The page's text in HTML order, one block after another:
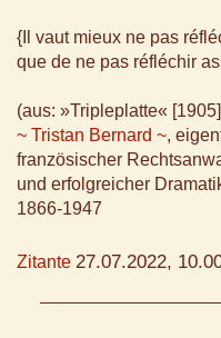
{Il vaut mieux ne pas
que de ne pas réfléchir
(aus: »Tripleplatte«
~ Tristan Bernard ~,
französischer
und erfolgreicher
1866-1947
Zitante 27.07.2022,